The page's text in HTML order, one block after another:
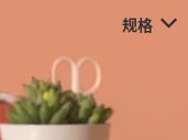
制
器
规格